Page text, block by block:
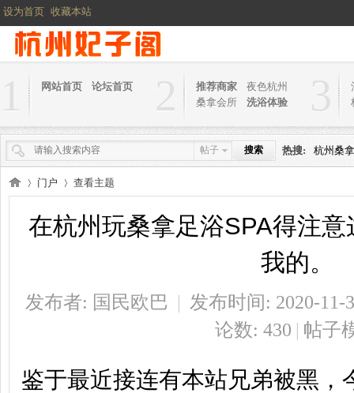
设为首页 收藏本站
1 网站首页 论坛首页 2 推荐商家
夜色杭州
桑拿会所
洗浴体验 3
帖子 搜索 热搜: 杭州桑
门户 查看主题
在杭州玩桑拿足浴SPA得注
我的。
发布者: 国民欧巴 | 发布时间: 2020-11-
论数: 430 | 帖子
鉴于最近接连有本站兄弟被黑，